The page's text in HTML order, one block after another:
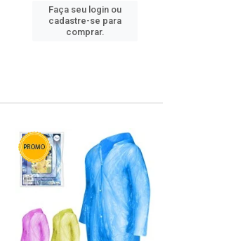
Faça seu login ou
cadastre-se para
comprar.